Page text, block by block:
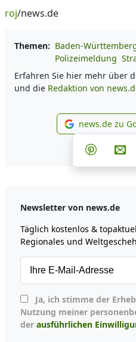
roj/news.de
Themen: Baden-
Polizeimeldung
Erfahren Sie hier mehr über
und die Redaktion von
news.de zu
Teilen
Teilen
Newsletter von news.de
Täglich kostenlos &
Regionales und
Nutzung meiner
der ausführlichen